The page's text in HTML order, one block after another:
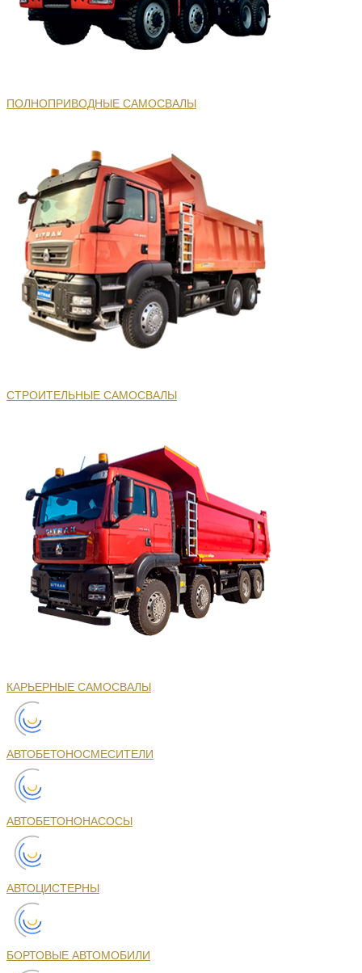
ПОЛНОПРИВОДНЫЕ САМОСВАЛЫ
СТРОИТЕЛЬНЫЕ САМОСВАЛЫ
КАРЬЕРНЫЕ САМОСВАЛЫ
АВТОБЕТОНОСМЕСИТЕЛИ
АВТОБЕТОНОНАСОСЫ
АВТОЦИСТЕРНЫ
БОРТОВЫЕ АВТОМОБИЛИ